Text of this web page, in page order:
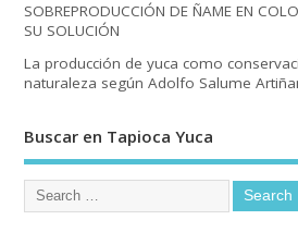
SOBREPRODUCCIÓN DE ÑAME EN
SU SOLUCIÓN
La producción de yuca como
naturaleza según Adolfo Salume
Buscar en Tapioca Yuca